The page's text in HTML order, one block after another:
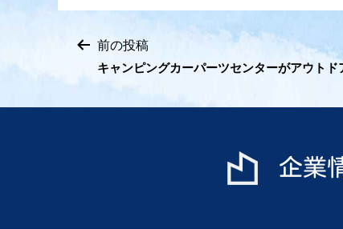
投
稿
前の投稿
キャンピングカーパーツセンターがアウトド
企業